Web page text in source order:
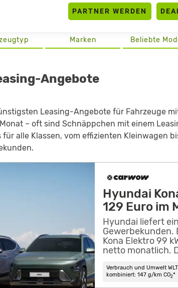
PARTNER WERDEN
Beliebte
Marken
Angebote
Leasing-Angebote für Fahrzeuge
– oft sind Schnäppchen mit einem
für alle Klassen, vom effizienten Kleinwagen
Hyundai
129 Euro im
Hyundai liefert
Gewerbekunden.
Kona Elektro 99
netto monatlich.
Verbrauch und Umwelt
kombiniert: 147 g/km CO2*